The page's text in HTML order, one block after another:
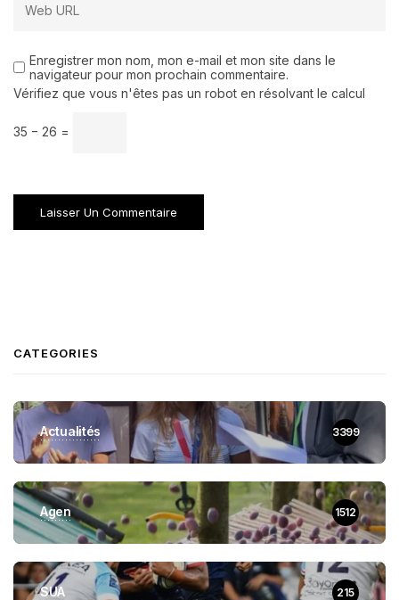
Enregistrer mon nom, mon e-mail et mon site dans le
navigateur pour mon prochain commentaire.
Vérifiez que vous n'êtes pas un robot en résolvant le calcul
35 − 26 =
CATEGORIES
Actualités 3399
Agen 1512
SUA 215